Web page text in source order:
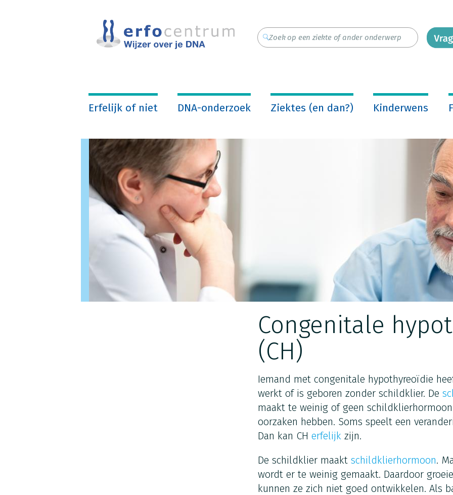
Erfelijk of niet DNA-onderzoek Ziektes (en dan?) Kinderwens
Congenitale
(CH)
Iemand met congenitale hypothyreoïdie
werkt of is geboren zonder schildklier. De
maakt te weinig of geen
oorzaken hebben. Soms speelt een
Dan kan CH erfelijk zijn.
De schildklier maakt schildklierhormoon.
wordt er te weinig gemaakt. Daardoor
kunnen ze zich niet goed ontwikkelen. Als